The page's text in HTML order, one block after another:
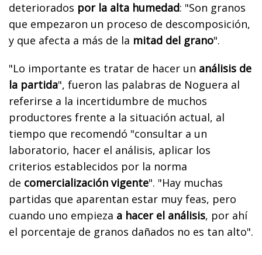
deteriorados por la alta humedad: "Son granos
que empezaron un proceso de descomposición,
y que afecta a más de la mitad del grano".
"Lo importante es tratar de hacer un análisis de
la partida", fueron las palabras de Noguera al
referirse a la incertidumbre de muchos
productores frente a la situación actual, al
tiempo que recomendó "consultar a un
laboratorio, hacer el análisis, aplicar los
criterios establecidos por la norma
de comercialización vigente". "Hay muchas
partidas que aparentan estar muy feas, pero
cuando uno empieza a hacer el análisis, por ahí
el porcentaje de granos dañados no es tan alto".